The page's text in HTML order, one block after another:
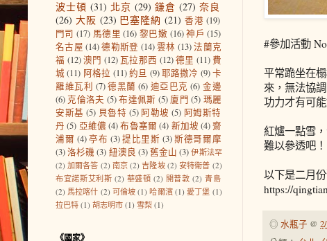
#參加活動
平常跪坐在
來，無法協
功力才有可
紅爐一點雪
難以參透吧！
以下是二月
https://
◎ 水瓶子 @
波士頓 (31) 北京 (29) 鎌倉 (27) 奈良
(26) 大阪 (23) 巴塞隆納 (21) 香港 (19)
門司 (17) 馬德里 (16) 黎巴嫩 (16) 神戶 (15)
名古屋 (14) 德勒斯登 (14)雲林 (13)法蘭克
福 (12) 澳門 (12)瓦拉那西 (12) 德里 (11) 費
城 (11) 阿格拉 (11)約旦 (9) 耶路撒冷 (9)卡
羅維瓦利 (7) 德黑蘭 (6) 迪亞巴克 (6) 金邊
(6) 克倫洛夫 (5)布達佩斯 (5) 廈門 (5) 瑪麗
安斯基 (5) 貝魯特 (5) 阿勒坡 (5) 阿姆斯特
丹 (5) 亞維儂 (4) 布魯塞爾 (4) 新加坡 (4) 齋
浦爾 (4) 亭布 (3) 提比里斯 (3) 斯德哥爾摩
(3)洛杉磯 (3) 紐澳良 (3)舊金山 (3) 伊斯法罕
(2) 加爾各答 (2) 南京 (2) 吉隆坡 (2) 安特衛普 (2)
布宜諾斯艾利斯 (2) 華盛頓 (2) 開普敦 (2) 青島
(2) 馬拉喀什 (2) 可倫坡 (1) 哈爾濱 (1) 愛丁堡 (1)
拉巴特 (1) 胡志明市 (1) 雪梨 (1)
《國家》